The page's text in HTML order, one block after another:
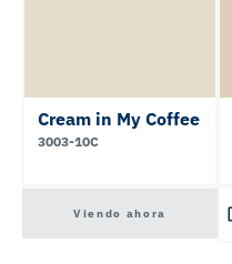
Cream in My Coffee
3003-10C
Viendo ahora